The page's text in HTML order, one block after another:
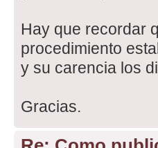
Hay que recordar
procedimiento
y su carencia los
Gracias.